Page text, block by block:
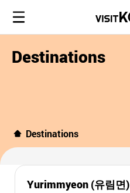
Destinations
Destinations
Yurimmyeon (유림면)